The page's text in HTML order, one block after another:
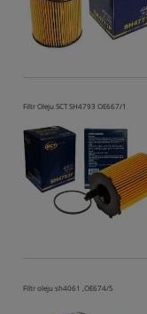
Filtr Oleju SCT SH4793 OE667/1
Filtr oleju sh4061 ,OE674/5